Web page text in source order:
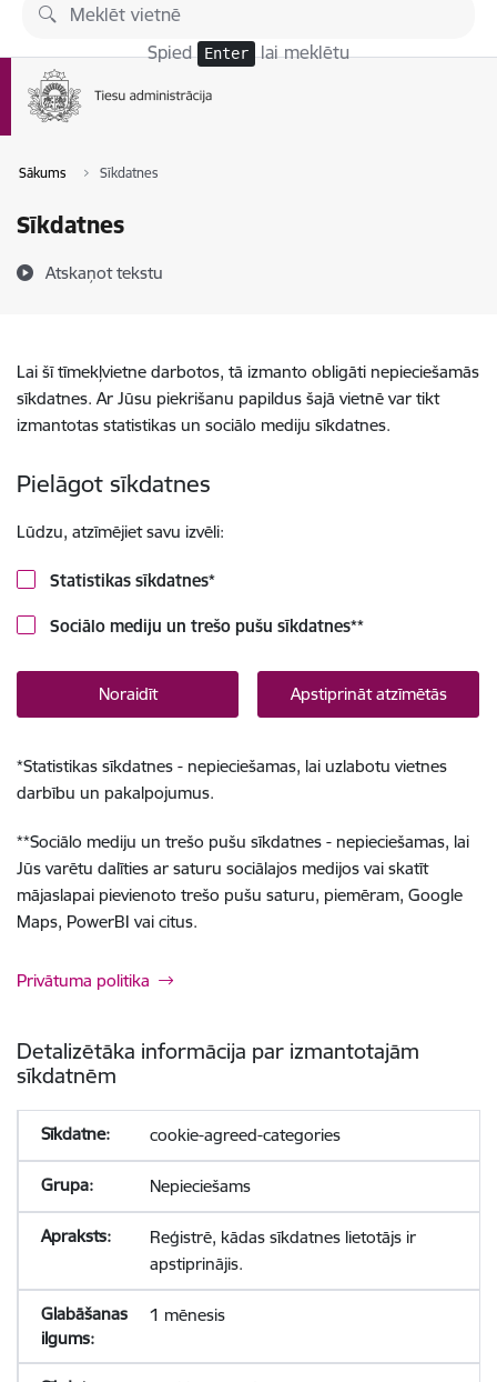
Pāriet uz lapas saturu
Spied Enter lai meklētu
Sākums Sīkdatnes
Sīkdatnes
Atskaņot tekstu
Lai šī tīmekļvietne darbotos, tā izmanto obligāti nepieciešamās
sīkdatnes. Ar Jūsu piekrišanu papildus šajā vietnē var tikt
izmantotas statistikas un sociālo mediju sīkdatnes.
Pielāgot sīkdatnes
Lūdzu, atzīmējiet savu izvēli:
Statistikas sīkdatnes*
Sociālo mediju un trešo pušu sīkdatnes**
Noraidīt Apstiprināt atzīmētās
*Statistikas sīkdatnes - nepieciešamas, lai uzlabotu vietnes
darbību un pakalpojumus.
**Sociālo mediju un trešo pušu sīkdatnes - nepieciešamas, lai
Jūs varētu dalīties ar saturu sociālajos medijos vai skatīt
mājaslapai pievienoto trešo pušu saturu, piemēram, Google
Maps, PowerBI vai citus.
Privātuma politika
Detalizētāka informācija par izmantotajām
sīkdatnēm
cookie-agreed-categories
Nepieciešams
Reģistrē, kādas sīkdatnes lietotājs ir
apstiprinājis.
1 mēnesis